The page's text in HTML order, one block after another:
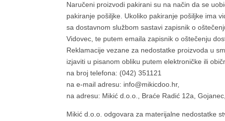
Naručeni proizvodi pakirani su na način da se
pakiranje pošiljke. Ukoliko pakiranje pošiljke ima
sa dostavnom službom sastavi zapisnik o
Vidovec, te putem emaila zapisnik o oštečenju
Reklamacije vezane za nedostatke proizvoda u
izjaviti u pisanom obliku putem elektroničke ili
na broj telefona: (042) 351121
na e-mail adresu: info@mikicdoo.hr,
na adresu: Mikić d.o.o., Braće Radić 12a,
Mikić d.o.o. odgovara za materijalne nedostatke